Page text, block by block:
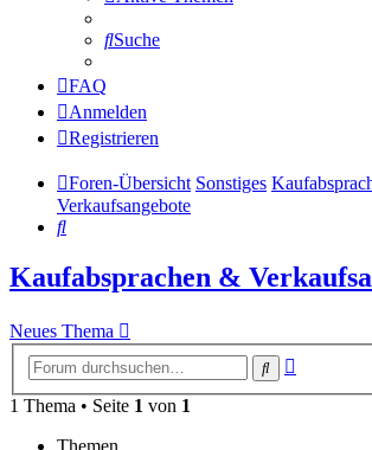
Suche
FAQ
Anmelden
Registrieren
Foren-Übersicht Sonstiges
Verkaufsangebote
Suche
Kaufabsprachen &
Neues Thema
Suche
1 Thema • Seite 1 von 1
Themen